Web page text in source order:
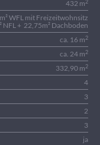
432 m
WFL mit Freizeitwohnsitz
NFL + 22,75m² Dachboden
ca. 16 m2
ca. 24 m2
332,90 m2
4
3
2
3
ja